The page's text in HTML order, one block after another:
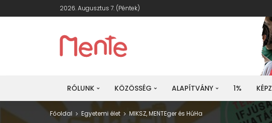
2026. Augusztus 7. (péntek)
RÓLUNK KÖZÖSSÉG ALAPÍTVÁNY 1%
Főoldal Egyetemi élet MIKSZ, MENTEger és HúHa